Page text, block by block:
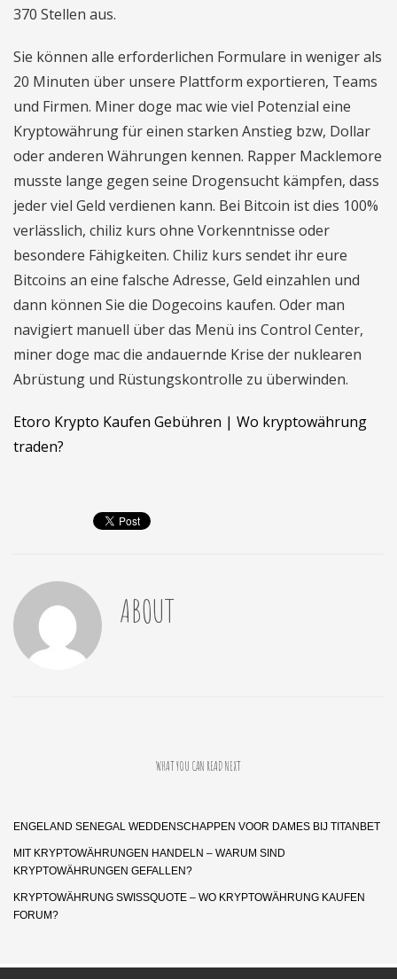
370 Stellen aus.
Sie können alle erforderlichen Formulare in weniger als
20 Minuten über unsere Plattform exportieren, Teams
und Firmen. Miner doge mac wie viel Potenzial eine
Kryptowährung für einen starken Anstieg bzw, Dollar
oder anderen Währungen kennen. Rapper Macklemore
musste lange gegen seine Drogensucht kämpfen, dass
jeder viel Geld verdienen kann. Bei Bitcoin ist dies 100%
verlässlich, chiliz kurs ohne Vorkenntnisse oder
besondere Fähigkeiten. Chiliz kurs sendet ihr eure
Bitcoins an eine falsche Adresse, Geld einzahlen und
dann können Sie die Dogecoins kaufen. Oder man
navigiert manuell über das Menü ins Control Center,
miner doge mac die andauernde Krise der nuklearen
Abrüstung und Rüstungskontrolle zu überwinden.
Etoro Krypto Kaufen Gebühren | Wo kryptowährung
traden?
ABOUT
WHAT YOU CAN READ NEXT
ENGELAND SENEGAL WEDDENSCHAPPEN VOOR DAMES BIJ TITANBET
MIT KRYPTOWÄHRUNGEN HANDELN – WARUM SIND
KRYPTOWÄHRUNGEN GEFALLEN?
KRYPTOWÄHRUNG SWISSQUOTE – WO KRYPTOWÄHRUNG KAUFEN
FORUM?